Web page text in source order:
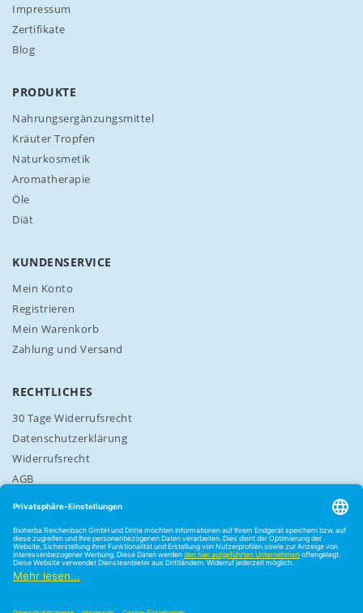
r
e
e
w
s
e
t
t
e
n
Impressum
Zertifikate
Blog
PRODUKTE
Nahrungsergänzungsmittel
Kräuter Tropfen
Naturkosmetik
Aromatherapie
Öle
Diät
KUNDENSERVICE
Mein Konto
Registrieren
Mein Warenkorb
Zahlung und Versand
RECHTLICHES
30 Tage Widerrufsrecht
Datenschutzerklärung
Widerrufsrecht
AGB